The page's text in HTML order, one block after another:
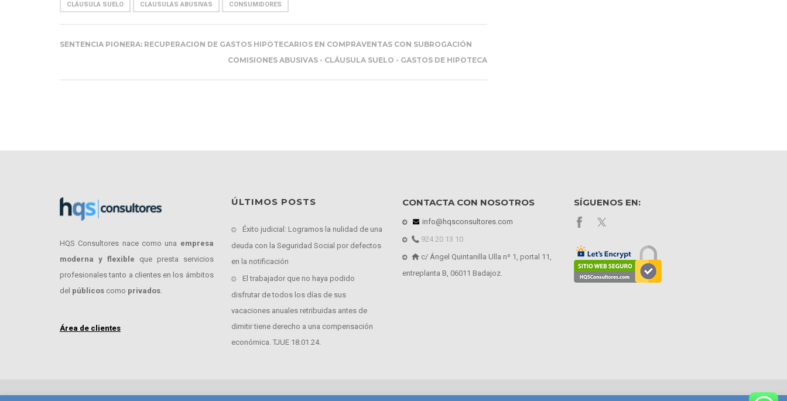
CLÁUSULA SUELO CLAUSULAS ABUSIVAS CONSUMIDORES
SENTENCIA PIONERA: RECUPERACION DE GASTOS HIPOTECARIOS EN COMPRAVENTAS CON SUBROGACIÓN
COMISIONES ABUSIVAS - CLÁUSULA SUELO - GASTOS DE HIPOTECA
HQS Consultores nace como una empresa
moderna y flexible que presta servicios
profesionales tanto a clientes en los ámbitos
del públicos como privados.
Área de clientes
ÚLTIMOS POSTS
Éxito judicial: Logramos la nulidad de una
deuda con la Seguridad Social por defectos
en la notificación
El trabajador que no haya podido
disfrutar de todos los días de sus
vacaciones anuales retribuidas antes de
dimitir tiene derecho a una compensación
económica. TJUE 18.01.24.
CONTACTA CON NOSOTROS
info@hqsconsultores.com
924 20 13 10
c/ Ángel Quintanilla Ulla nº 1, portal 11,
entreplanta B, 06011 Badajoz.
SÍGUENOS EN: